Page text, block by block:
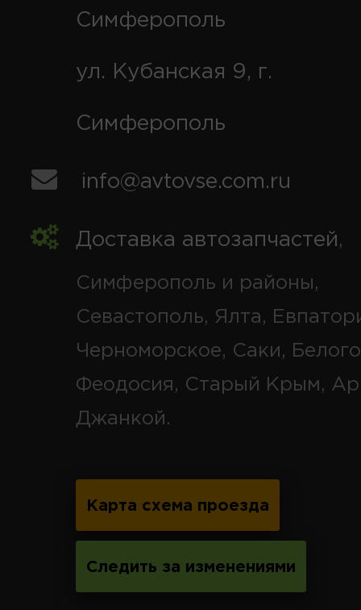
Симферополь
ул. Кубанская 9, г.
Симферополь
info@avtovse.com.ru
Доставка автозапчастей,
Симферополь и районы,
Севастополь, Ялта,
Черноморское, Саки,
Феодосия, Старый Крым,
Джанкой.
Карта схема проезда
Следить за изменениями